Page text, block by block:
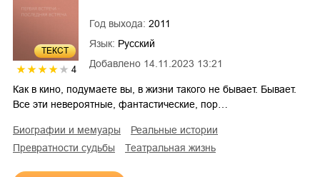
ТЕКСТ
4
Добавлено 14.11.2023 13:21
Год выхода: 2011
Язык: Русский
Как в кино, подумаете вы, в жизни такого не бывает. Бывает.
Все эти невероятные, фантастические, пор…
биографии и мемуары
реальные истории
превратности судьбы
театральная жизнь